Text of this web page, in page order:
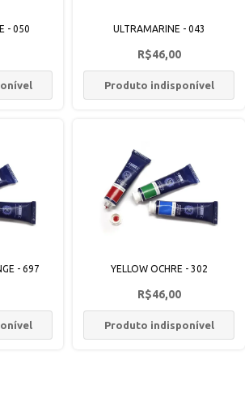
- 050 ULTRAMARINE - 043
R$46,00
Produto indisponível
- 697 YELLOW OCHRE - 302
R$46,00
Produto indisponível